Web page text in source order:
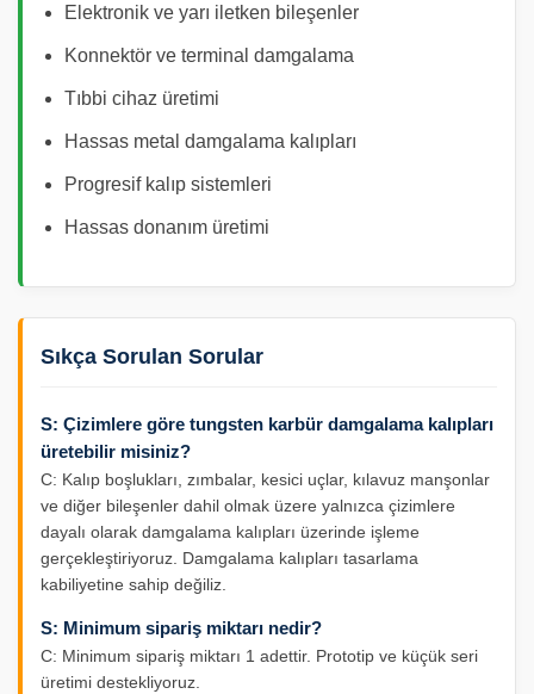
Elektronik ve yarı iletken bileşenler
Konnektör ve terminal damgalama
Tıbbi cihaz üretimi
Hassas metal damgalama kalıpları
Progresif kalıp sistemleri
Hassas donanım üretimi
Sıkça Sorulan Sorular
S: Çizimlere göre tungsten karbür damgalama kalıpları
üretebilir misiniz?
C: Kalıp boşlukları, zımbalar, kesici uçlar, kılavuz manşonlar
ve diğer bileşenler dahil olmak üzere yalnızca çizimlere
dayalı olarak damgalama kalıpları üzerinde işleme
gerçekleştiriyoruz. Damgalama kalıpları tasarlama
kabiliyetine sahip değiliz.
S: Minimum sipariş miktarı nedir?
C: Minimum sipariş miktarı 1 adettir. Prototip ve küçük seri
üretimi destekliyoruz.